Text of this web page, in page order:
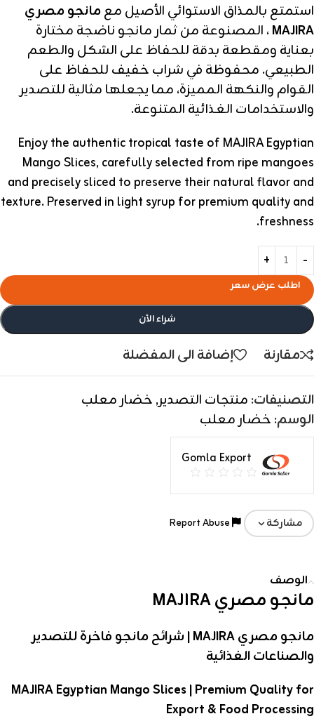
استمتع بالمذاق الاستوائي الأصيل مع مانجو مصري
MAJIRA، المصنوعة من ثمار مانجو ناضجة مختارة
بعناية ومقطعة بدقة للحفاظ على الشكل والطعم
الطبيعي. محفوظة في شراب خفيف للحفاظ على
القوام والنكهة المميزة، مما يجعلها مثالية للتصدير
والاستخدامات الغذائية المتنوعة.
Enjoy the authentic tropical taste of MAJIRA Egyptian
Mango Slices, carefully selected from ripe mangoes
and precisely sliced to preserve their natural flavor and
texture. Preserved in light syrup for premium quality and
freshness.
اطلب عرض سعر
شراء الأن
مقارنة إضافة الى المفضلة
التصنيفات: منتجات التصدير, خضار معلب
الوسم: خضار معلب
Gomla Export
مشاركة
الوصف
مانجو مصري MAJIRA
مانجو مصري MAJIRA | شرائح مانجو فاخرة للتصدير
والصناعات الغذائية
MAJIRA Egyptian Mango Slices | Premium Quality for
Export & Food Processing